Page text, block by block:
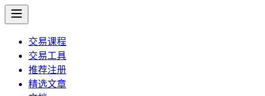
交易课程
交易工具
推荐注册
精选文章